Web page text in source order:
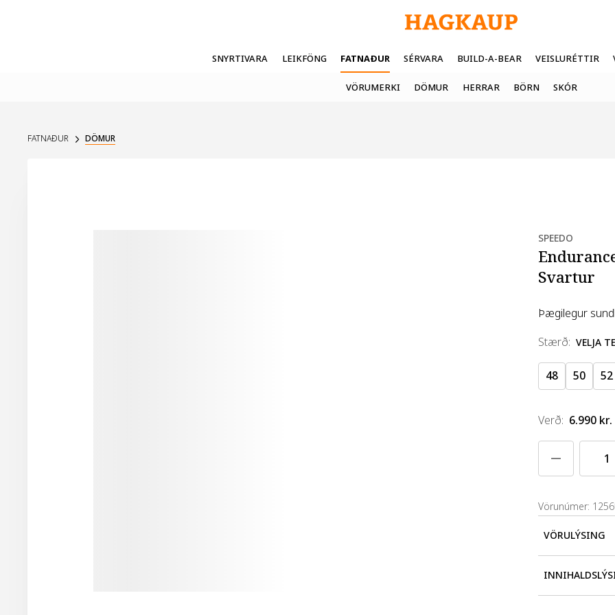
SNYRTIVARA LEIKFÖNG FATNAÐUR SÉRVARA BUILD-A-BEAR VEISLURÉTTIR
VÖRUMERKI DÖMUR HERRAR BÖRN SKÓR
FATNAÐUR DÖMUR
SPEEDO
Svartur
Þægilegur
stærð: VELJA
48 50 52
Verð: 6.990 kr.
Vörunúmer:
VÖRULÝSING
Sterkbyggður
Speedo sem